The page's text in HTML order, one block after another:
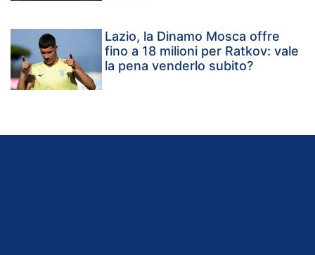
Lazio, la Dinamo Mosca offre
fino a 18 milioni per Ratkov: vale
la pena venderlo subito?